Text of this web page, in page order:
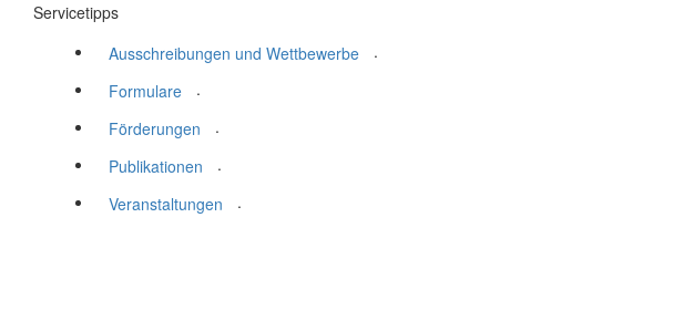
Servicetipps
Ausschreibungen und Wettbewerbe
.
Formulare
.
Förderungen
.
Publikationen
.
Veranstaltungen
.